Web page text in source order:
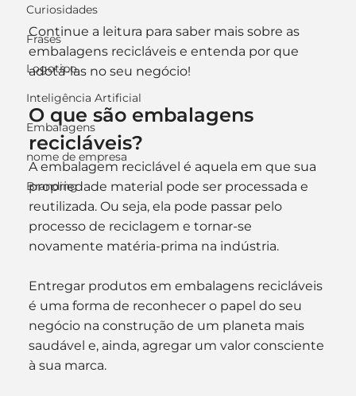
Curiosidades
Frases
Logotipo
Inteligência Artificial
Embalagens
nome de empresa
Branding
Continue a leitura para saber mais sobre as
embalagens recicláveis e entenda por que
adotá-las no seu negócio!
O que são embalagens
recicláveis?
A embalagem reciclável é aquela em que sua
propriedade material pode ser processada e
reutilizada. Ou seja, ela pode passar pelo
processo de reciclagem e tornar-se
novamente matéria-prima na indústria.
Entregar produtos em embalagens recicláveis
é uma forma de reconhecer o papel do seu
negócio na construção de um planeta mais
saudável e, ainda, agregar um valor consciente
à sua marca.